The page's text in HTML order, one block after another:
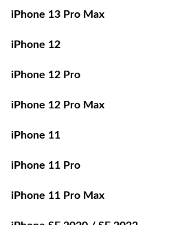
iPhone 13 Pro Max
iPhone 12
iPhone 12 Pro
iPhone 12 Pro Max
iPhone 11
iPhone 11 Pro
iPhone 11 Pro Max